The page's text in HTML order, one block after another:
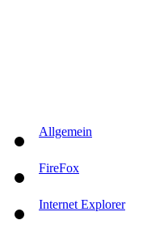
Allgemein
FireFox
Internet Explorer